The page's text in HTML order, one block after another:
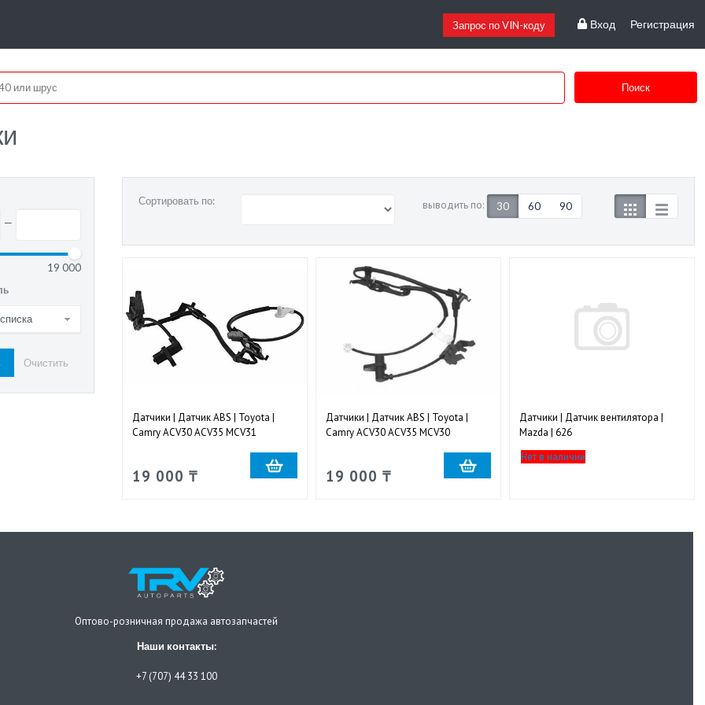
Запрос по VIN-коду Вход Регистрация
Поиск
—
19 000
Сортировать по: выводить по: 30 60 90
Датчики | Датчик ABS | Toyota |
Camry ACV30 ACV35 MCV31
19 000 ₸
Датчики | Датчик ABS | Toyota |
Camry ACV30 ACV35 MCV30
19 000 ₸
Датчики | Датчик вентилятора |
Mazda | 626
Нет в наличии
Оптово-розничная продажа автозапчастей
Наши контакты:
+7 (707) 44 33 100